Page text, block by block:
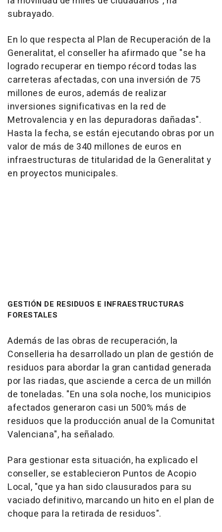
subrayado.
En lo que respecta al Plan de Recuperación de la
Generalitat, el conseller ha afirmado que "se ha
logrado recuperar en tiempo récord todas las
carreteras afectadas, con una inversión de 75
millones de euros, además de realizar
inversiones significativas en la red de
Metrovalencia y en las depuradoras dañadas".
Hasta la fecha, se están ejecutando obras por un
valor de más de 340 millones de euros en
infraestructuras de titularidad de la Generalitat y
en proyectos municipales.
GESTIÓN DE RESIDUOS E INFRAESTRUCTURAS
FORESTALES
Además de las obras de recuperación, la
Conselleria ha desarrollado un plan de gestión de
residuos para abordar la gran cantidad generada
por las riadas, que asciende a cerca de un millón
de toneladas. "En una sola noche, los municipios
afectados generaron casi un 500% más de
residuos que la producción anual de la Comunitat
Valenciana", ha señalado.
Para gestionar esta situación, ha explicado el
conseller, se establecieron Puntos de Acopio
Local, "que ya han sido clausurados para su
vaciado definitivo, marcando un hito en el plan de
choque para la retirada de residuos".